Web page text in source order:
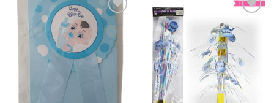
Añadir
a la
lista de
deseos
a la
lista de
deseos